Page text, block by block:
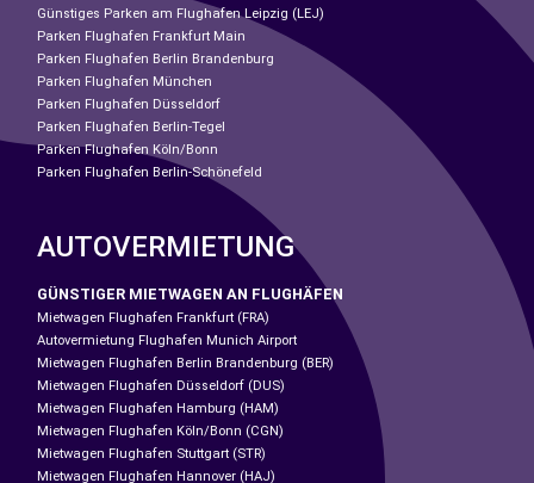
Günstiges Parken am Flughafen Leipzig (LEJ)
Parken Flughafen Frankfurt Main
Parken Flughafen Berlin Brandenburg
Parken Flughafen München
Parken Flughafen Düsseldorf
Parken Flughafen Berlin-Tegel
Parken Flughafen Köln/Bonn
Parken Flughafen Berlin-Schönefeld
AUTOVERMIETUNG
GÜNSTIGER MIETWAGEN AN FLUGHÄFEN
Mietwagen Flughafen Frankfurt (FRA)
Autovermietung Flughafen Munich Airport
Mietwagen Flughafen Berlin Brandenburg (BER)
Mietwagen Flughafen Düsseldorf (DUS)
Mietwagen Flughafen Hamburg (HAM)
Mietwagen Flughafen Köln/Bonn (CGN)
Mietwagen Flughafen Stuttgart (STR)
Mietwagen Flughafen Hannover (HAJ)